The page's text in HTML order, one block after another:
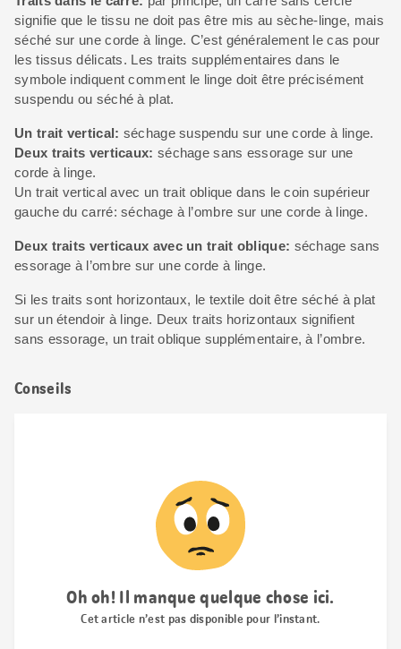
signifie que le tissu ne doit pas être mis au sèche-linge, mais
séché sur une corde à linge. C’est généralement le cas pour
les tissus délicats. Les traits supplémentaires dans le
symbole indiquent comment le linge doit être précisément
suspendu ou séché à plat.
Un trait vertical: séchage suspendu sur une corde à linge.
Deux traits verticaux: séchage sans essorage sur une
corde à linge.
Un trait vertical avec un trait oblique dans le coin supérieur
gauche du carré: séchage à l’ombre sur une corde à linge.
Deux traits verticaux avec un trait oblique: séchage sans
essorage à l’ombre sur une corde à linge.
Si les traits sont horizontaux, le textile doit être séché à plat
sur un étendoir à linge. Deux traits horizontaux signifient
sans essorage, un trait oblique supplémentaire, à l’ombre.
Conseils